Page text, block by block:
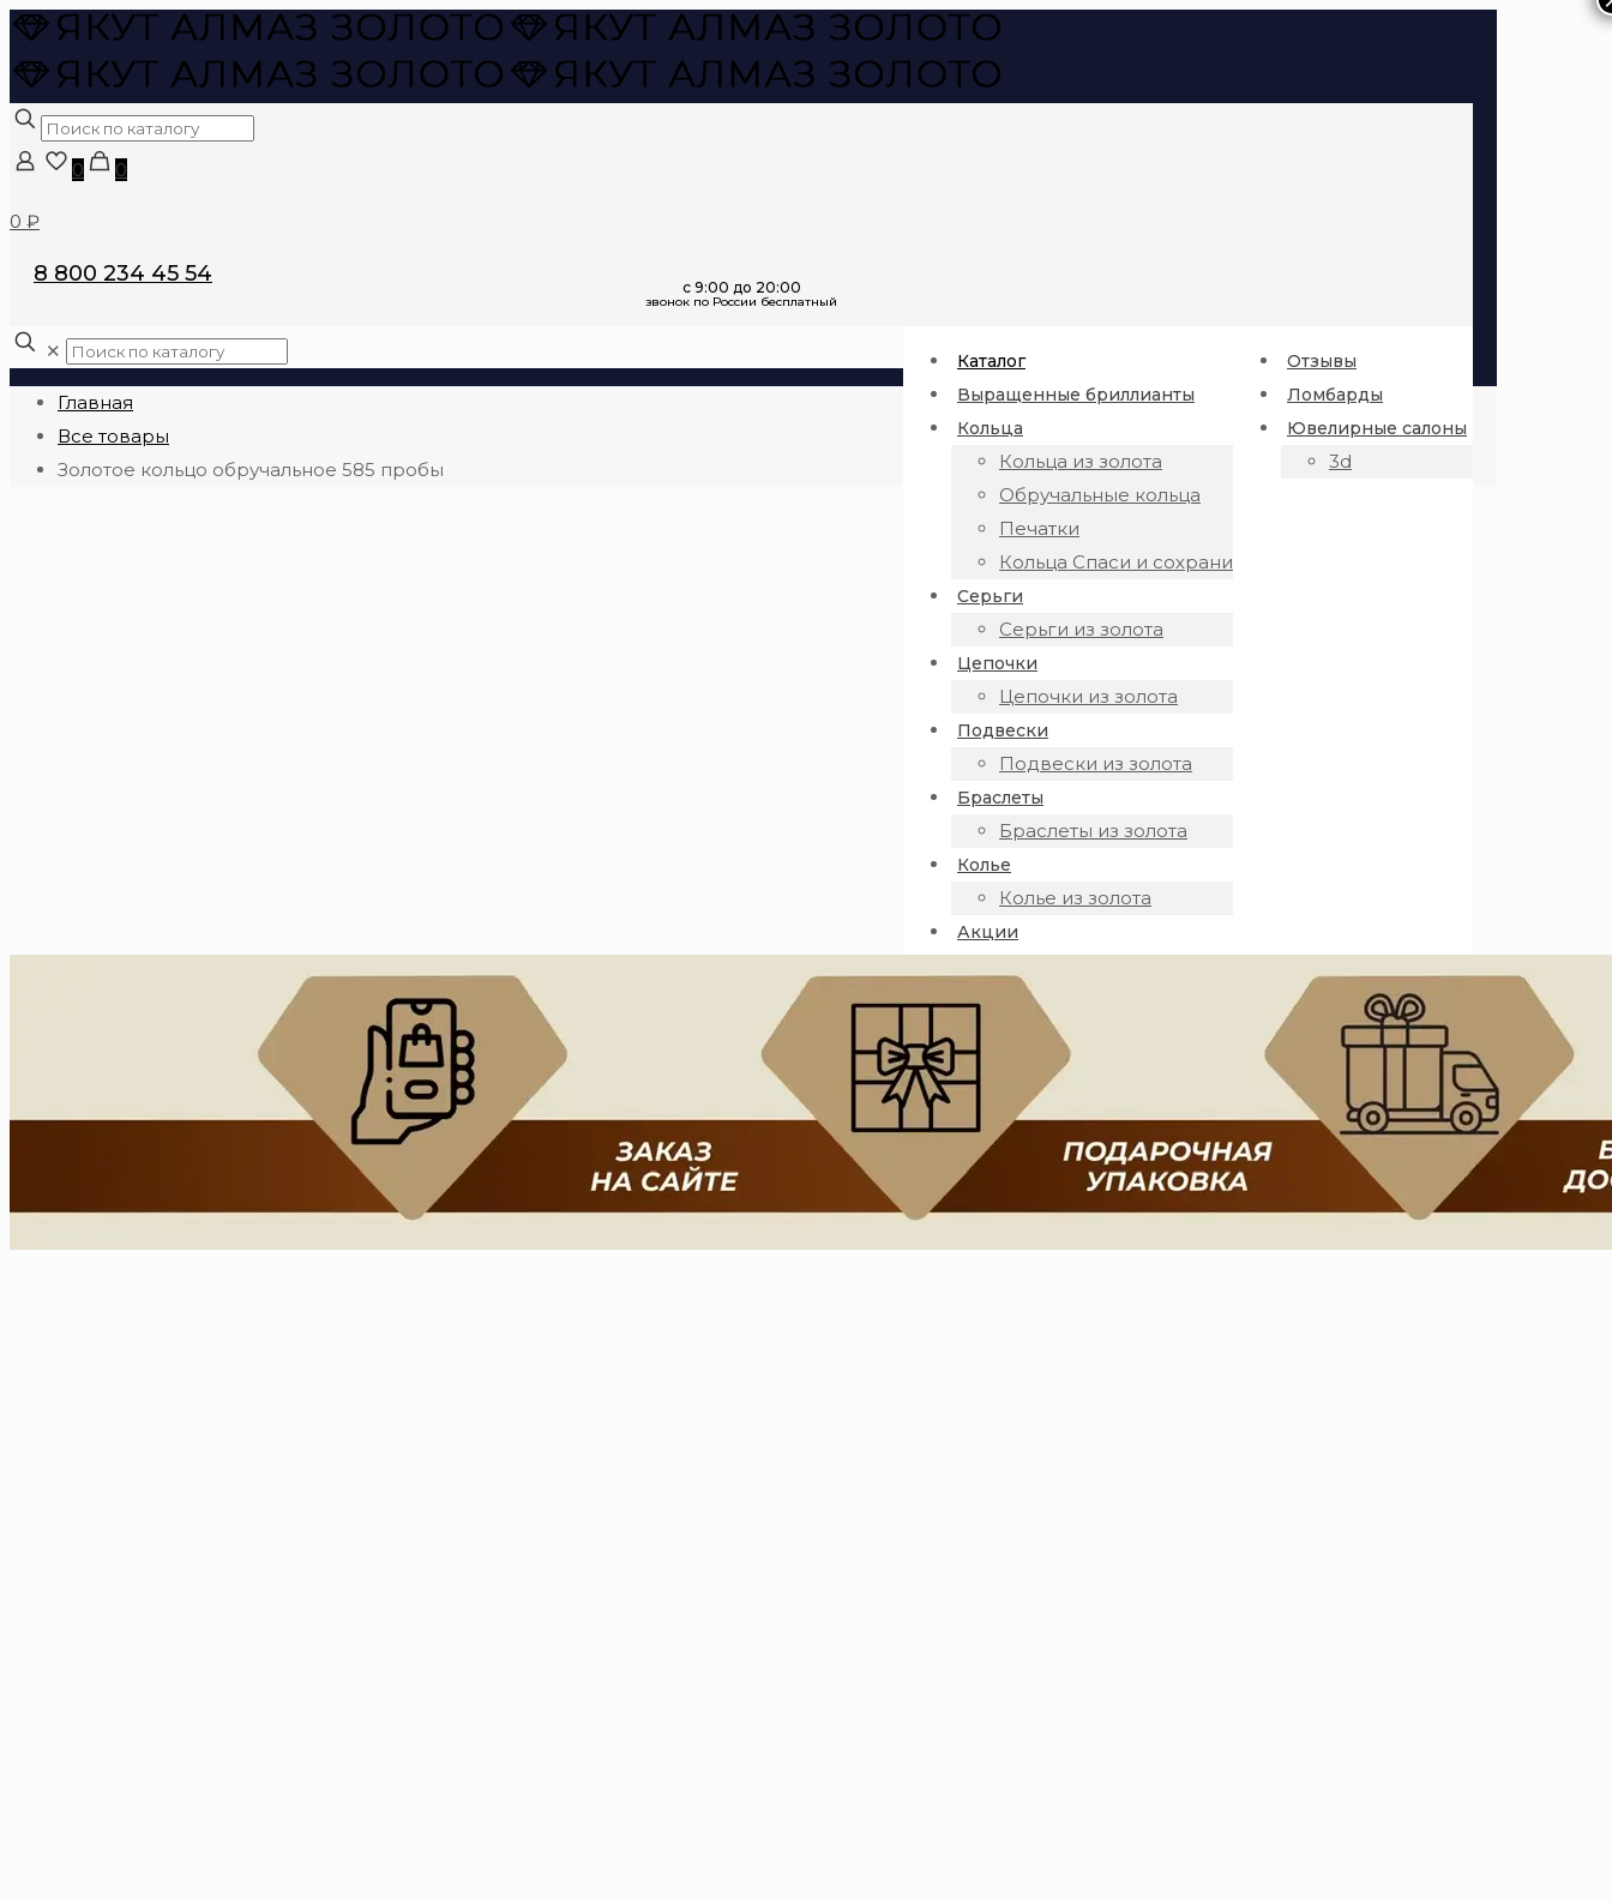
0 0
0 ₽
8 800 234 45 54
Каталог
Выращенные бриллианты
Кольца
Кольца из золота
Обручальные кольца
Печатки
Кольца Спаси и сохрани
Серьги
Серьги из золота
Цепочки
Цепочки из золота
Подвески
Подвески из золота
Браслеты
Браслеты из золота
Колье
Колье из золота
Акции
Отзывы
Ломбарды
Ювелирные салоны
3d
✕
Главная
Все товары
Золотое кольцо обручальное 585 пробы